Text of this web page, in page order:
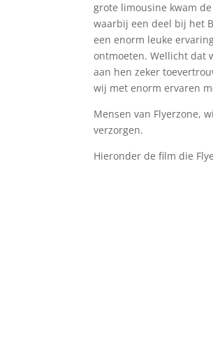
grote limousine kwam
waarbij een deel bij het
een enorm leuke
ontmoeten. Wellicht dat
aan hen zeker
wij met enorm ervaren
Mensen van Flyerzone,
verzorgen.
Hieronder de film die